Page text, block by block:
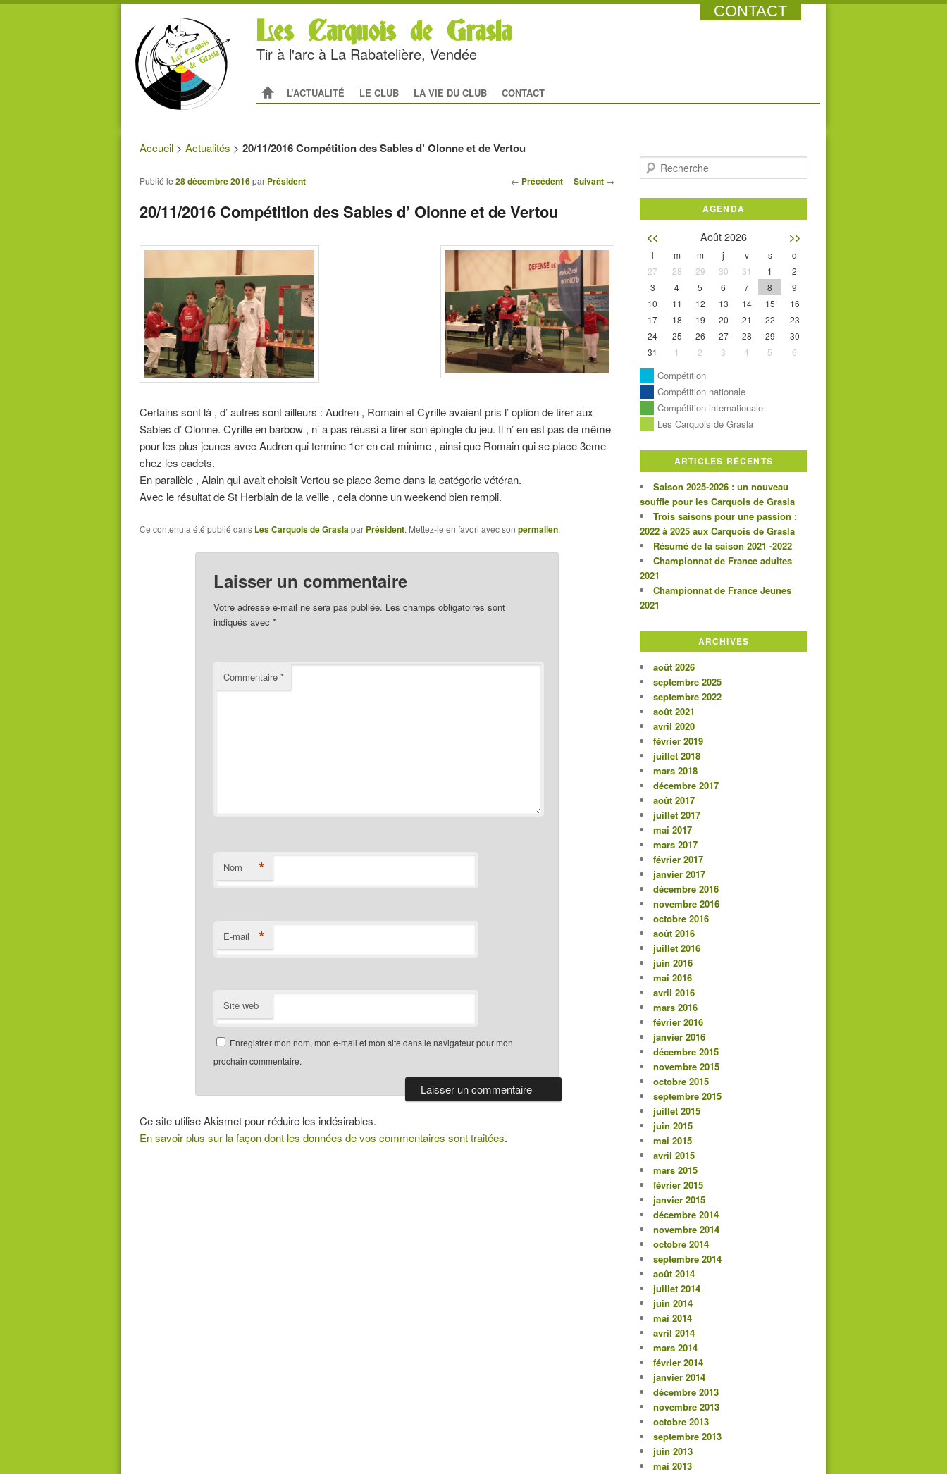
CONTACT
Les Carquois de Grasla
Tir à l'arc à La Rabatelière, Vendée
Menu principal
ALLER AU CONTENU PRINCIPAL
ALLER AU CONTENU SECONDAIRE
L’ACTUALITÉ LE CLUB LA VIE DU CLUB CONTACT
Accueil > Actualités > 20/11/2016 Compétition des Sables d’ Olonne et de Vertou
Navigation des
← Précédent Suivant →
20/11/2016 Compétition des Sables d’ Olonne et de Vertou
Publié le 28 décembre 2016par Président
Certains sont là , d’ autres sont ailleurs : Audren , Romain et Cyrille avaient pris l’ option de tirer aux
Sables d’ Olonne. Cyrille en barbow , n’ a pas réussi a tirer son épingle du jeu. Il n’ en est pas de même
pour les plus jeunes avec Audren qui termine 1er en cat minime , ainsi que Romain qui se place 3eme
chez les cadets.
En parallèle , Alain qui avait choisit Vertou se place 3eme dans la catégorie vétéran.
Avec le résultat de St Herblain de la veille , cela donne un weekend bien rempli.
Ce contenu a été publié dans Les Carquois de Graslapar Président. Mettez-le en favori avec son permalien.
Laisser un commentaire
Votre adresse e-mail ne sera pas publiée. Les champs obligatoires sont
indiqués avec *
Commentaire *
Nom *
E-mail *
Site web
Enregistrer mon nom, mon e-mail et mon site dans le navigateur pour mon
prochain commentaire.
Ce site utilise Akismet pour réduire les indésirables.
En savoir plus sur la façon dont les données de vos commentaires sont traitées.
Recherche
AGENDA
<< Août 2026 >>
l m m j v s
d
27
28 29 30 31 1
2
3
4 5 6 7 8
9
10
11 12 13 14 15
16
17
18 19 20 21 22
23
24
25 26 27 28 29
30
31
1 2 3 4 5 6
Compétition
Compétition nationale
Compétition internationale
Les Carquois de Grasla
ARTICLES RÉCENTS
Saison 2025-2026 : un nouveau
souffle pour les Carquois de Grasla
Trois saisons pour une passion :
2022 à 2025 aux Carquois de Grasla
Résumé de la saison 2021 -2022
Championnat de France adultes
2021
Championnat de France Jeunes
2021
ARCHIVES
août 2026
septembre 2025
septembre 2022
août 2021
avril 2020
février 2019
juillet 2018
mars 2018
décembre 2017
août 2017
juillet 2017
mai 2017
mars 2017
février 2017
janvier 2017
décembre 2016
novembre 2016
octobre 2016
août 2016
juillet 2016
juin 2016
mai 2016
avril 2016
mars 2016
février 2016
janvier 2016
décembre 2015
novembre 2015
octobre 2015
septembre 2015
juillet 2015
juin 2015
mai 2015
avril 2015
mars 2015
février 2015
janvier 2015
décembre 2014
novembre 2014
octobre 2014
septembre 2014
août 2014
juillet 2014
juin 2014
mai 2014
avril 2014
mars 2014
février 2014
janvier 2014
décembre 2013
novembre 2013
octobre 2013
septembre 2013
juin 2013
mai 2013